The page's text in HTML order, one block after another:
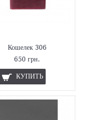
Кошелек 306
650 грн.
КУПИТЬ